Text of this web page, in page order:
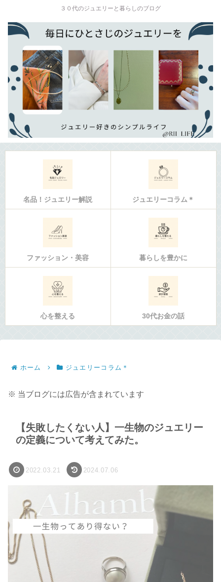
３０代のジュエリーと暮らしのブログ
名品！ジュエリー解説 ジュエリーコラム＊
ファッション・美容 暮らしを豊かに
心を整える 30代お金の話
ホーム ジュエリーコラム＊
※ 当ブログには広告が含まれています
【失敗したくない人】一生物のジュエリー
の定義について考えてみた。
2022.03.21 2024.07.06